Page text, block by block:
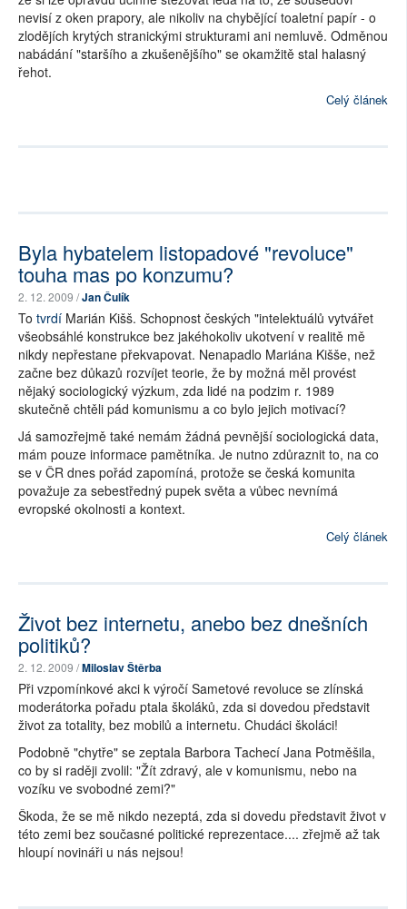
nevisí z oken prapory, ale nikoliv na chybějící toaletní papír - o
zlodějích krytých stranickými strukturami ani nemluvě. Odměnou
nabádání "staršího a zkušenějšího" se okamžitě stal halasný
řehot.
Celý článek
Byla hybatelem listopadové "revoluce"
touha mas po konzumu?
2. 12. 2009 /Jan Čulík
To tvrdí Marián Kišš. Schopnost českých "intelektuálů vytvářet
všeobsáhlé konstrukce bez jakéhokoliv ukotvení v realitě mě
nikdy nepřestane překvapovat. Nenapadlo Mariána Kišše, než
začne bez důkazů rozvíjet teorie, že by možná měl provést
nějaký sociologický výzkum, zda lidé na podzim r. 1989
skutečně chtěli pád komunismu a co bylo jejich motivací?
Já samozřejmě také nemám žádná pevnější sociologická data,
mám pouze informace pamětníka. Je nutno zdůraznit to, na co
se v ČR dnes pořád zapomíná, protože se česká komunita
považuje za sebestředný pupek světa a vůbec nevnímá
evropské okolnosti a kontext.
Celý článek
Život bez internetu, anebo bez dnešních
politiků?
2. 12. 2009 /Miloslav Štěrba
Při vzpomínkové akci k výročí Sametové revoluce se zlínská
moderátorka pořadu ptala školáků, zda si dovedou představit
život za totality, bez mobilů a internetu. Chudáci školáci!
Podobně "chytře" se zeptala Barbora Tachecí Jana Potměšila,
co by si raději zvolil: "Žít zdravý, ale v komunismu, nebo na
vozíku ve svobodné zemi?"
Škoda, že se mě nikdo nezeptá, zda si dovedu představit život v
této zemi bez současné politické reprezentace.... zřejmě až tak
hloupí novináři u nás nejsou!